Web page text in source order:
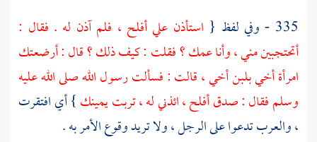
335 - وفي لفظ {
استأذن عليأفلح ، فلم آذن له . فقال :
أتحتجبين مني ، وأنا عمك ؟ فقلت : كيف ذلك ؟ قال : أرضعتك
امرأة أخي بلبن أخي ، قالت : فسألت رسول الله صلى الله عليه
وسلم فقال : صدقأفلح، ائذني له ، تربت يمينك} أي افتقرت
، والعرب تدعوا على الرجل ، ولا تريد وقوع الأمر به .